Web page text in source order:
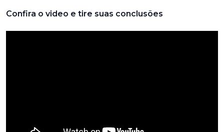
Confira o video e tire suas conclusões